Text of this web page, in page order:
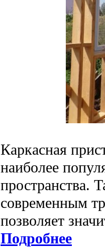
Каркасная
наиболее
пространства.
современным
позволяет
Подробнее